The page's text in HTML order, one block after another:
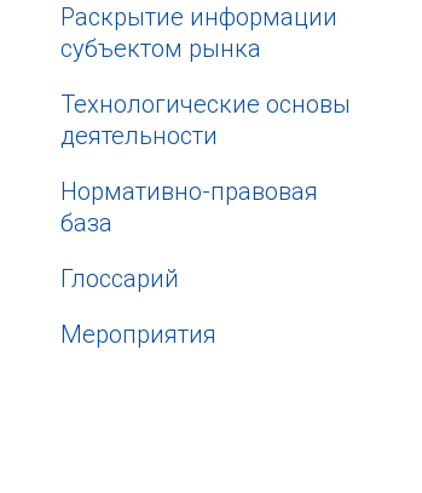
Раскрытие информации
субъектом рынка
Технологические основы
деятельности
Нормативно-правовая
база
Глоссарий
Мероприятия